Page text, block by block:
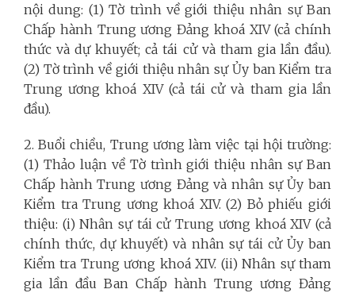
nội dung: (1) Tờ trình về giới thiệu nhân sự Ban
Chấp hành Trung ương Đảng khoá XIV (cả chính
thức và dự khuyết; cả tái cử và tham gia lần đầu).
(2) Tờ trình về giới thiệu nhân sự Ủy ban Kiểm tra
Trung ương khoá XIV (cả tái cử và tham gia lần
đầu).
2. Buổi chiều, Trung ương làm việc tại hội trường:
(1) Thảo luận về Tờ trình giới thiệu nhân sự Ban
Chấp hành Trung ương Đảng và nhân sự Ủy ban
Kiểm tra Trung ương khoá XIV. (2) Bỏ phiếu giới
thiệu: (i) Nhân sự tái cử Trung ương khoá XIV (cả
chính thức, dự khuyết) và nhân sự tái cử Ủy ban
Kiểm tra Trung ương khoá XIV. (ii) Nhân sự tham
gia lần đầu Ban Chấp hành Trung ương Đảng